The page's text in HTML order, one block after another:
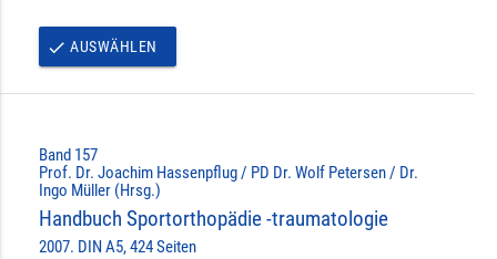
done AUSWÄHLEN
Band 157
Prof. Dr. Joachim Hassenpflug / PD Dr. Wolf Petersen / Dr.
Ingo Müller (Hrsg.)
Handbuch Sportorthopädie -traumatologie
2007. DIN A5, 424 Seiten